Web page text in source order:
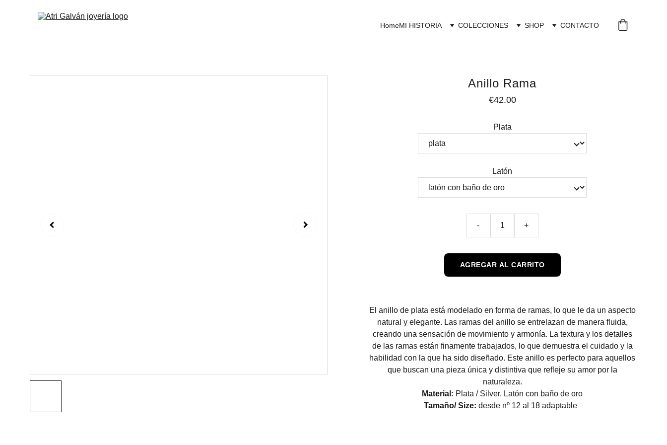
HomeMI HISTORIA COLECCIONES SHOP CONTACTO
Anillo Rama
€42.00
Plata
Latón
- +
AGREGAR AL CARRITO
El anillo de plata está modelado en forma de ramas, lo que le da un aspecto
natural y elegante. Las ramas del anillo se entrelazan de manera fluida,
creando una sensación de movimiento y armonía. La textura y los detalles
de las ramas están finamente trabajados, lo que demuestra el cuidado y la
habilidad con la que ha sido diseñado. Este anillo es perfecto para aquellos
que buscan una pieza única y distintiva que refleje su amor por la
naturaleza.
Material: Plata / Silver, Latón con baño de oro
Tamaño/ Size: desde nº 12 al 18 adaptable